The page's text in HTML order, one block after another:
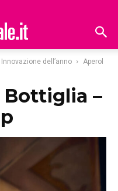
dell’anno
Aperol
–